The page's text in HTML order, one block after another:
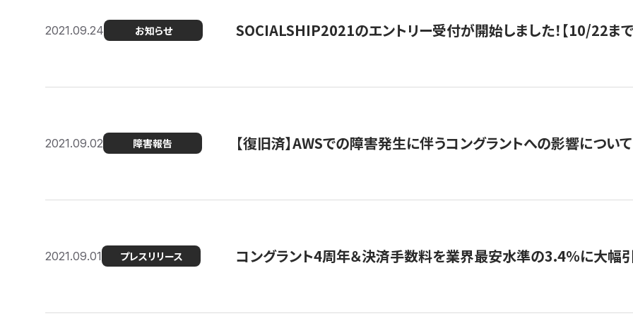
2021.09.24 お知らせ SOCIALSHIP2021のエントリー受付が開始しました！【10/22まで
2021.09.02 障害報告 【復旧済】AWSでの障害発生に伴うコングラントへの影響について
2021.09.01 プレスリリース コングラント4周年＆決済手数料を業界最安水準の3.4％に大幅